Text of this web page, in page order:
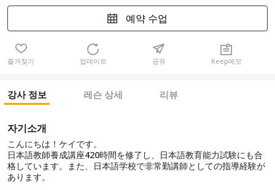
예약 수업
즐겨찾기 업데이트 공유 Keep메모
강사 정보 레슨 상세 리뷰
자기소개
こんにちは！ケイです。
日本語教師養成講座420時間を修了し、日本語教育能力試験にも合
格しています。また、日本語学校で非常勤講師としての指導経験が
あります。